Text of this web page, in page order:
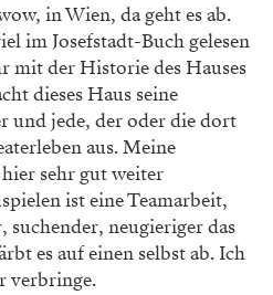
in Wien, da geht es ab.
im Josefstadt-Buch gelesen
mit der Historie des Hauses
dieses Haus seine
und jede, der oder die dort
aus. Meine
sehr gut weiter
ist eine Teamarbeit,
neugieriger das
es auf einen selbst ab. Ich
verbringe.